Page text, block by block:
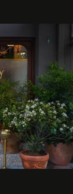
buluşuyor.
bu özel
batımından
sunuyor.